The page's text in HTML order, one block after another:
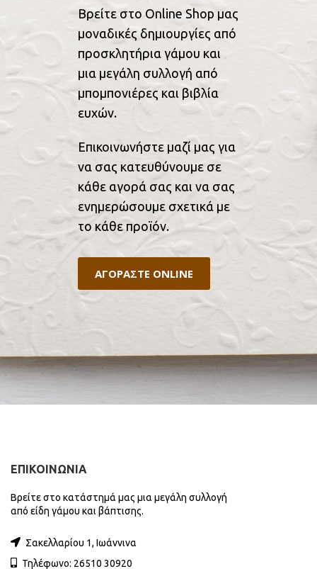
Βρείτε στο Online Shop μας
μοναδικές δημιουργίες από
προσκλητήρια γάμου και
μια μεγάλη συλλογή από
μπομπονιέρες και βιβλία
ευχών.
Επικοινωνήστε μαζί μας για
να σας κατευθύνουμε σε
κάθε αγορά σας και να σας
ενημερώσουμε σχετικά με
το κάθε προϊόν.
ΑΓΟΡΑΣΤΕ ONLINE
ΕΠΙΚΟΙΝΩΝΙΑ
Βρείτε στο κατάστημά μας μια μεγάλη συλλογή
από είδη γάμου και βάπτισης.
Σακελλαρίου 1, Ιωάννινα
Τηλέφωνο: 26510 30920